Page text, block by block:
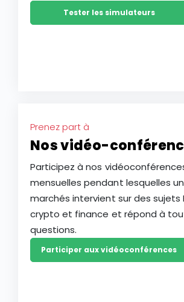
Tester les simulateurs
Prenez part à
Nos vidéo-
Participez à nos
mensuelles pendant lesquelles
marchés intervient sur des sujets
crypto et finance et répond à
questions.
Participer aux vidéoconférences